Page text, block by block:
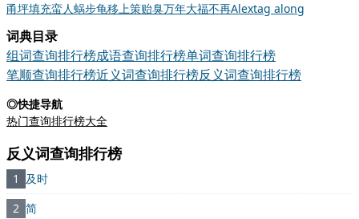
甬坪填充蛮人蜗步龟移上策贻臭万年大福不再Alextag along
词典目录
组词查询排行榜成语查询排行榜单词查询排行榜
笔顺查询排行榜近义词查询排行榜反义词查询排行榜
◎快捷导航
热门查询排行榜大全
反义词查询排行榜
1
及时
2 简